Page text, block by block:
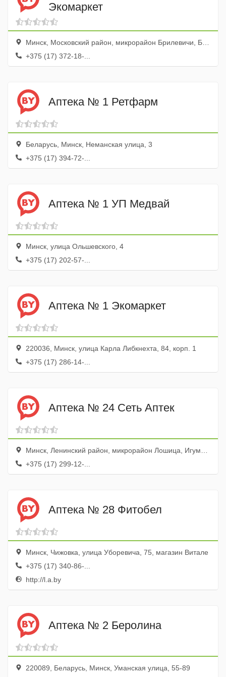
Экомаркет
Минск, Московский район, микрорайон Брилевичи, Брилевичи-2, улица Ежи Гедройца, 12
+375 (17) 372-18-...
Аптека № 1 Ретфарм
Беларусь, Минск, Неманская улица, 3
+375 (17) 394-72-...
Аптека № 1 УП Медвай
Минск, улица Ольшевского, 4
+375 (17) 202-57-...
Аптека № 1 Экомаркет
220036, Минск, улица Карла Либкнехта, 84, корп. 1
+375 (17) 286-14-...
Аптека № 24 Сеть Аптек
Минск, Ленинский район, микрорайон Лошица, Игуменский тракт, 30
+375 (17) 299-12-...
Аптека № 28 Фитобел
Минск, Чижовка, улица Уборевича, 75, магазин Витале
+375 (17) 340-86-...
http://l.a.by
Аптека № 2 Беролина
220089, Беларусь, Минск, Уманская улица, 55-89